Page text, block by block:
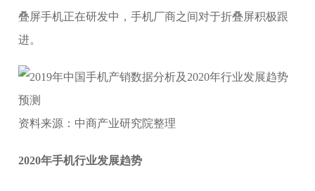
叠屏手机正在研发中，手机厂商之间对于折叠屏积极跟
进。
资料来源：中商产业研究院整理
2020年手机行业发展趋势